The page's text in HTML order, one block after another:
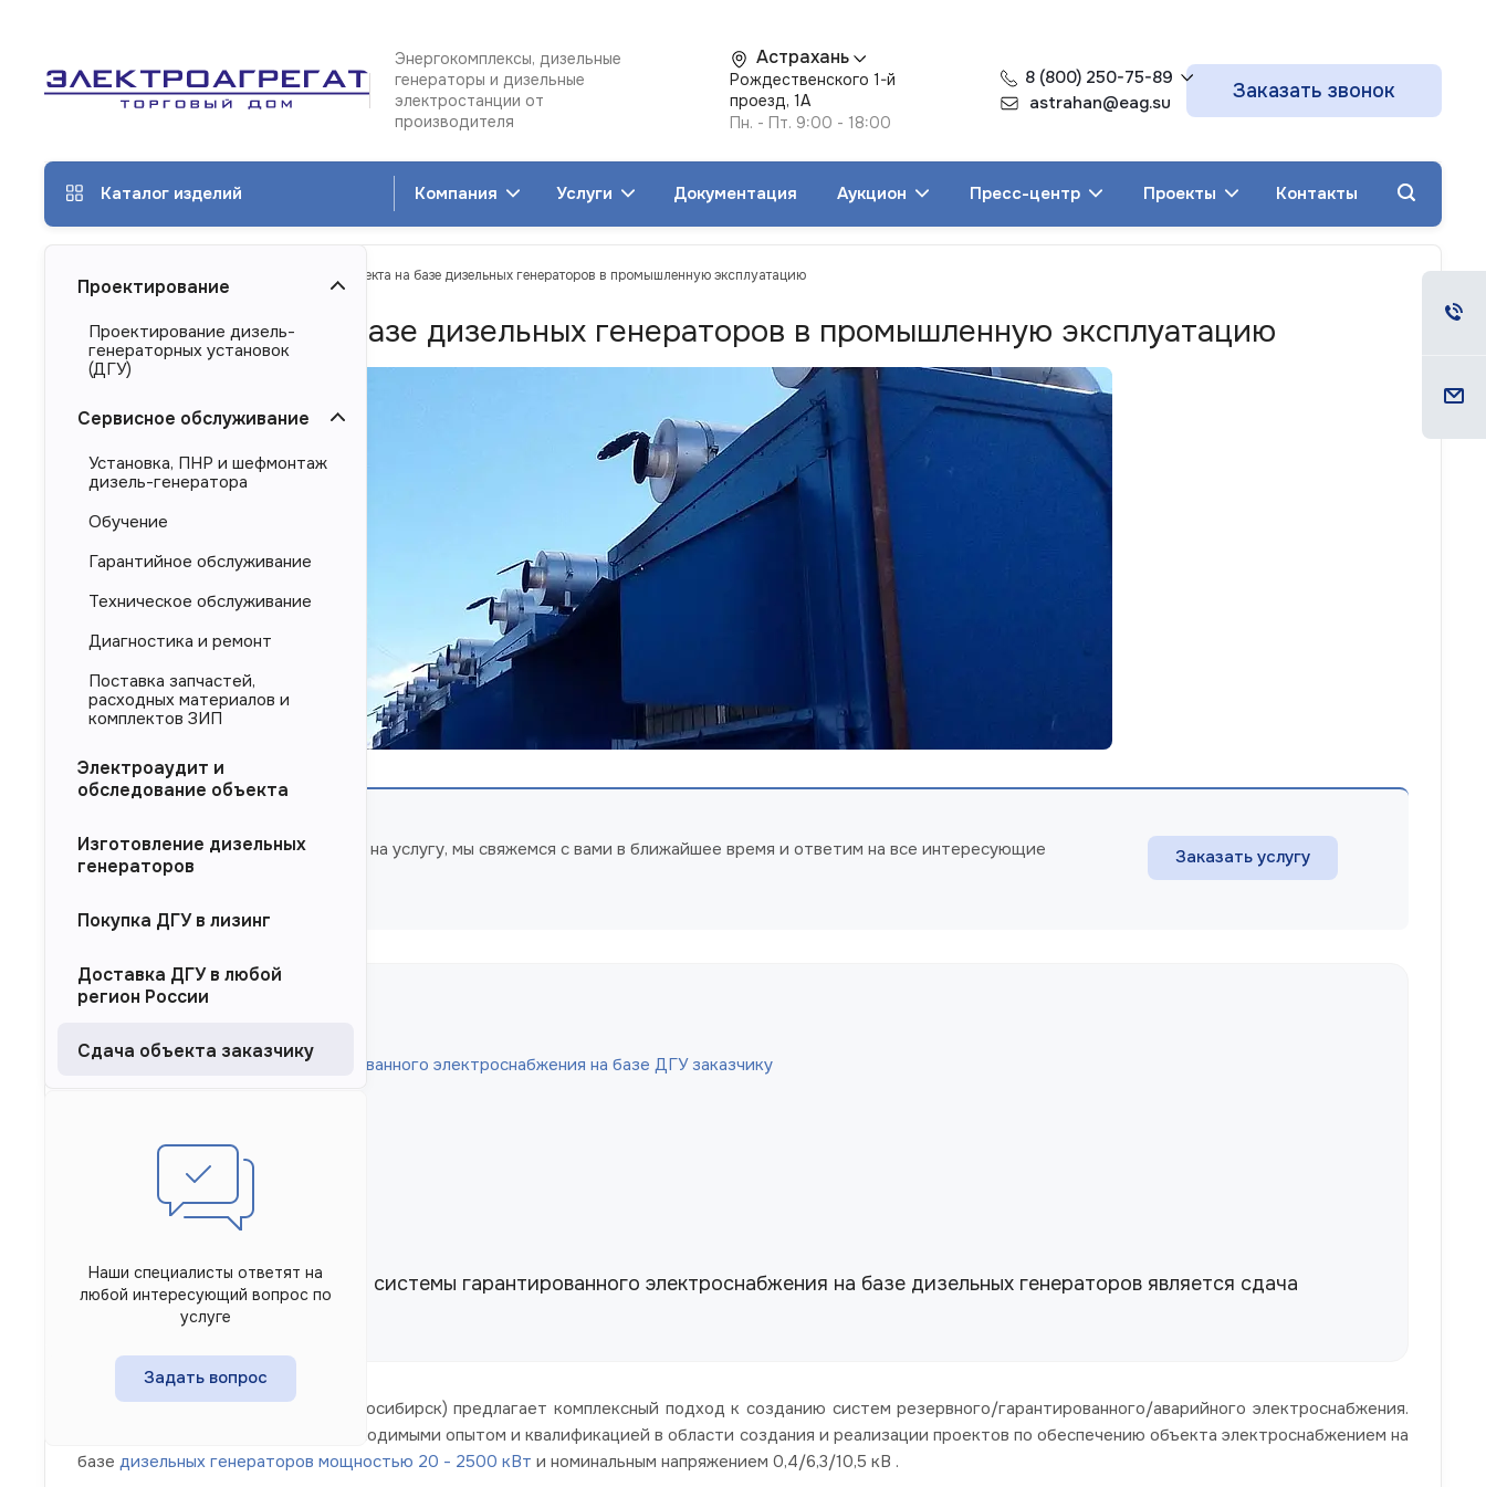
Энергокомплексы, дизельные
генераторы и дизельные
электростанции от
производителя
Астрахань
Рождественского 1-й
проезд, 1А
Пн. - Пт. 9:00 - 18:00
8 (800) 250-75-89
astrahan@eag.su
Заказать звонок
Каталог изделий Компания Услуги Документация Аукцион Пресс-центр Проекты Контакты
Сдача объекта на базе дизельных генераторов в промышленную эксплуатацию
Сдача объекта на базе дизельных генераторов в промышленную эксплуатацию
Оформите заявку на услугу, мы свяжемся с вами в ближайшее время и ответим на все интересующие
Заказать услугу
Содержание
Сдача объекта гарантированного электроснабжения на базе ДГУ заказчику
Одним из этапов создания системы гарантированного электроснабжения на базе дизельных генераторов является сдача
объекта заказчику
Завод "ТД Электроагрегат" (г. Новосибирск) предлагает комплексный подход к созданию систем резервного/гарантированного/аварийного электроснабжения.
Наши специалисты обладают необходимыми опытом и квалификацией в области создания и реализации проектов по обеспечению объекта электроснабжением на
базе дизельных генераторов мощностью 20 - 2500 кВт и номинальным напряжением 0,4/6,3/10,5 кВ .
Проектирование
Проектирование дизель-
генераторных установок
(ДГУ)
Сервисное обслуживание
Установка, ПНР и шефмонтаж
дизель-генератора
Обучение
Гарантийное обслуживание
Техническое обслуживание
Диагностика и ремонт
Поставка запчастей,
расходных материалов и
комплектов ЗИП
Электроаудит и
обследование объекта
Изготовление дизельных
генераторов
Покупка ДГУ в лизинг
Доставка ДГУ в любой
регион России
Сдача объекта заказчику
Наши специалисты ответят на
любой интересующий вопрос по
услуге
Задать вопрос